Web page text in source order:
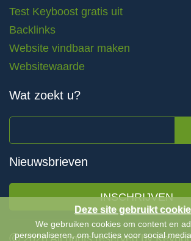
Test Keyboost gratis uit
Backlinks
Website vindbaar maken
Websitewaarde
Wat zoekt u?
Nieuwsbrieven
INSCHRIJVEN
Deze site gebruikt
We gebruiken cookies om content en
personaliseren, om functies voor social